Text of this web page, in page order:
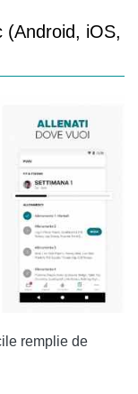
(Android, iOS,
remplie de